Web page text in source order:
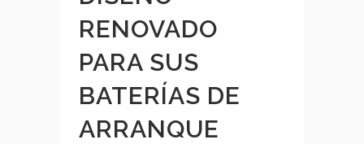
RENOVADO
PARA SUS
BATERÍAS DE
ARRANQUE